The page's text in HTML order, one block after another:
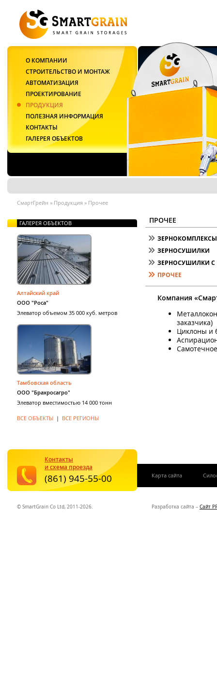
ПРОЧЕЕ
ЗЕРНОСУШИЛКИ
ЗЕРНОСУШИЛКИ С
ПРОЧЕЕ
Компания
заказчика)
Циклоны и
ГАЛЕРЕЯ ОБЪЕКТОВ
Алтайский край
ООО "Роса"
Элеватор объемом 35 000 куб. метров
Тамбовская область
ООО "Брахросагро"
Элеватор вместимостью 14 000 тонн
ВСЕ ОБЪЕКТЫ | ВСЕ РЕГИОНЫ
© SmartGrain Co Ltd, 2011-2026. Разработка сайта – Сайт
Карта сайта
Контакты
и схема проезда
(861) 945-55-00
СмартГрейн » Продукция » Прочее
О КОМПАНИИ
СТРОИТЕЛЬСТВО И МОНТАЖ
АВТОМАТИЗАЦИЯ
ПРОЕКТИРОВАНИЕ
ПРОДУКЦИЯ
ПОЛЕЗНАЯ ИНФОРМАЦИЯ
КОНТАКТЫ
ГАЛЕРЕЯ ОБЪЕКТОВ